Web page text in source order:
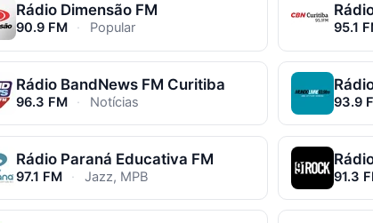
Rádio Dimensão FM
90.9 FM · Popular 95.1
Rádio BandNews FM Curitiba
96.3 FM · Notícias 93.9
Rádio Paraná Educativa FM
97.1 FM · Jazz, MPB 91.3